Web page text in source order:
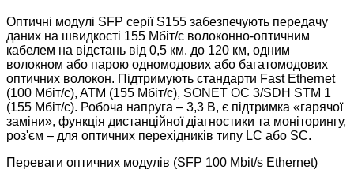
Оптичні модулі SFP серії S155 забезпечують передачу
даних на швидкості 155 Мбіт/с волоконно-оптичним
кабелем на відстань від 0,5 км. до 120 км, одним
волокном або парою одномодових або багатомодових
оптичних волокон. Підтримують стандарти Fast Ethernet
(100 Мбіт/с), ATM (155 Мбіт/с), SONET OC 3/SDH STM 1
(155 Мбіт/с). Робоча напруга – 3,3 В, є підтримка «гарячої
заміни», функція дистанційної діагностики та моніторингу,
роз'єм – для оптичних перехідників типу LC або SC.
Переваги оптичних модулів (SFP 100 Mbit/s Ethernet)